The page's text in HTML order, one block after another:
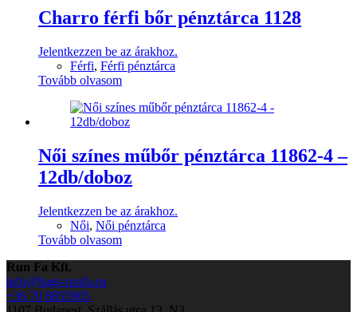
Charro férfi bőr pénztárca 1128
Jelentkezzen be az árakhoz.
Férfi, Férfi pénztárca
Tovább olvasom
Női színes műbőr pénztárca 11862-4 –
12db/doboz
Jelentkezzen be az árakhoz.
Női, Női pénztárca
Tovább olvasom
Run Fa Kft.
info@bags-runfa.eu
+36 70 8855905